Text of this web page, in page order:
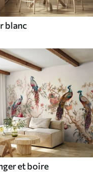
blanc
et boire